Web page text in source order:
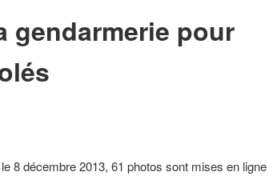
gendarmerie pour
8 décembre 2013, 61 photos sont mises en ligne